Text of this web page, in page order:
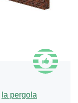
la pergola